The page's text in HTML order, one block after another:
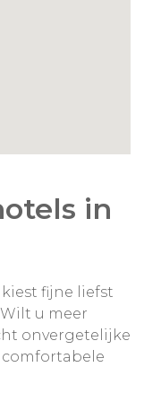
in
fijne liefst
u meer
onvergetelijke
comfortabele